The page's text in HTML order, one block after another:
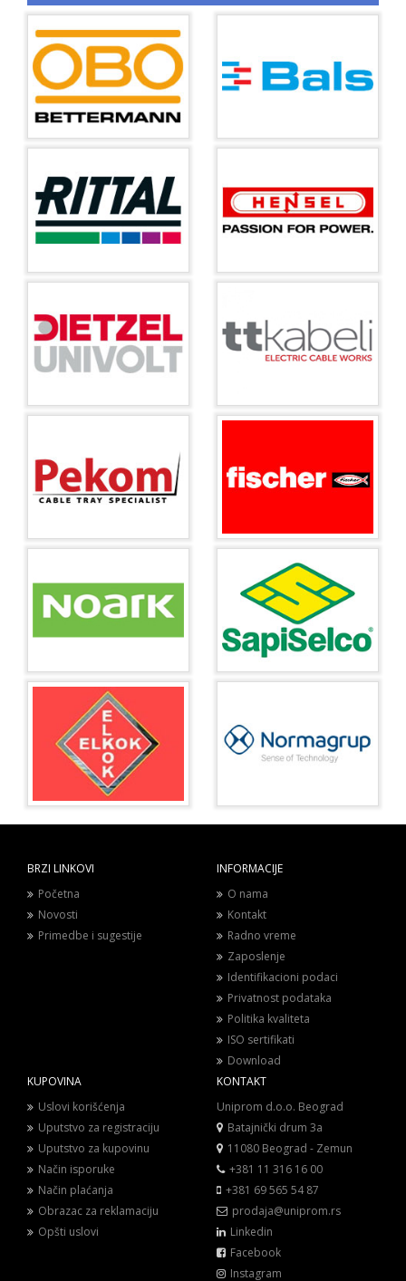
BRZI LINKOVI
Početna
Novosti
Primedbe i sugestije
INFORMACIJE
O nama
Kontakt
Radno vreme
Zaposlenje
Identifikacioni podaci
Privatnost podataka
Politika kvaliteta
ISO sertifikati
Download
KUPOVINA
Uslovi korišćenja
Uputstvo za registraciju
Uputstvo za kupovinu
Način isporuke
Način plaćanja
Obrazac za reklamaciju
Opšti uslovi
KONTAKT
Uniprom d.o.o. Beograd
Batajnički drum 3a
11080 Beograd - Zemun
+381 11 316 16 00
+381 69 565 54 87
prodaja@uniprom.rs
Linkedin
Facebook
Instagram